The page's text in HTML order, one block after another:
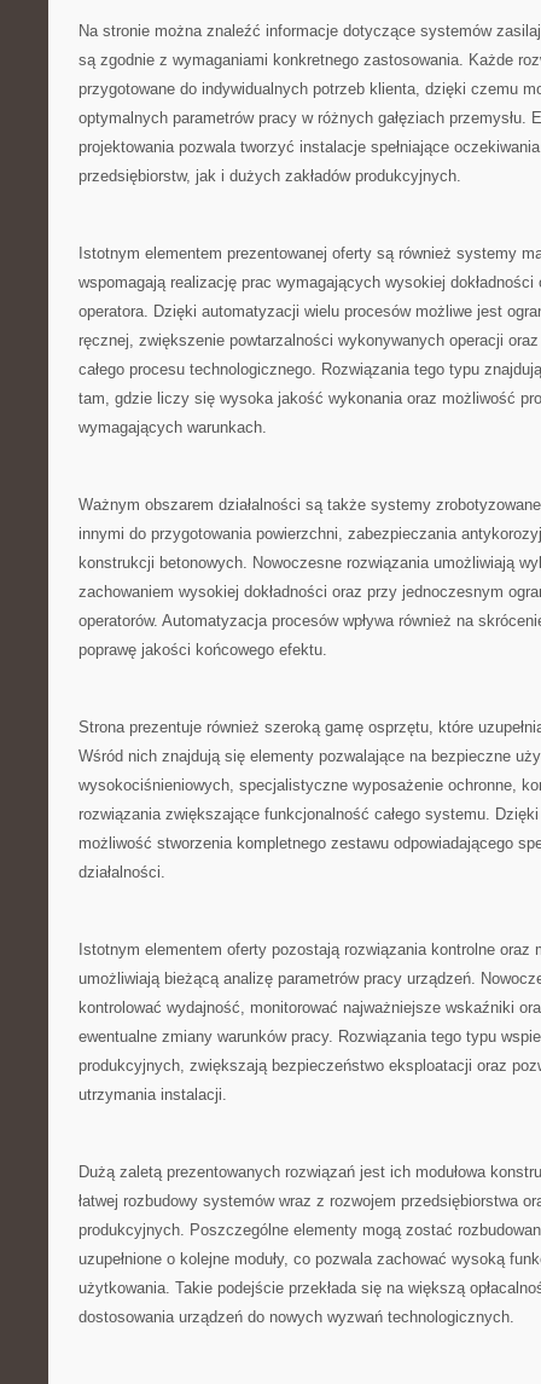
Na stronie można znaleźć informacje dotyczące systemów
są zgodnie z wymaganiami konkretnego zastosowania. Każde
przygotowane do indywidualnych potrzeb klienta, dzięki czemu
optymalnych parametrów pracy w różnych gałęziach przemysłu.
projektowania pozwala tworzyć instalacje spełniające
przedsiębiorstw, jak i dużych zakładów produkcyjnych.
Istotnym elementem prezentowanej oferty są również systemy
wspomagają realizację prac wymagających wysokiej
operatora. Dzięki automatyzacji wielu procesów możliwe jest
ręcznej, zwiększenie powtarzalności wykonywanych operacji
całego procesu technologicznego. Rozwiązania tego typu
tam, gdzie liczy się wysoka jakość wykonania oraz możliwość
wymagających warunkach.
Ważnym obszarem działalności są także systemy
innymi do przygotowania powierzchni, zabezpieczania
konstrukcji betonowych. Nowoczesne rozwiązania umożliwiają
zachowaniem wysokiej dokładności oraz przy jednoczesnym
operatorów. Automatyzacja procesów wpływa również na
poprawę jakości końcowego efektu.
Strona prezentuje również szeroką gamę osprzętu, które
Wśród nich znajdują się elementy pozwalające na bezpieczne
wysokociśnieniowych, specjalistyczne wyposażenie ochronne,
rozwiązania zwiększające funkcjonalność całego systemu.
możliwość stworzenia kompletnego zestawu odpowiadającego
działalności.
Istotnym elementem oferty pozostają rozwiązania kontrolne oraz
umożliwiają bieżącą analizę parametrów pracy urządzeń.
kontrolować wydajność, monitorować najważniejsze wskaźniki
ewentualne zmiany warunków pracy. Rozwiązania tego typu
produkcyjnych, zwiększają bezpieczeństwo eksploatacji oraz
utrzymania instalacji.
Dużą zaletą prezentowanych rozwiązań jest ich modułowa
łatwej rozbudowy systemów wraz z rozwojem przedsiębiorstwa
produkcyjnych. Poszczególne elementy mogą zostać
uzupełnione o kolejne moduły, co pozwala zachować wysoką
użytkowania. Takie podejście przekłada się na większą
dostosowania urządzeń do nowych wyzwań technologicznych.